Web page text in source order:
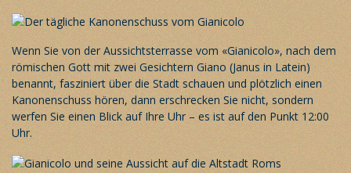
Wenn Sie von der Aussichtsterrasse vom «Gianicolo», nach dem
römischen Gott mit zwei Gesichtern Giano (Janus in Latein)
benannt, fasziniert über die Stadt schauen und plötzlich einen
Kanonenschuss hören, dann erschrecken Sie nicht, sondern
werfen Sie einen Blick auf Ihre Uhr – es ist auf den Punkt 12:00
Uhr.